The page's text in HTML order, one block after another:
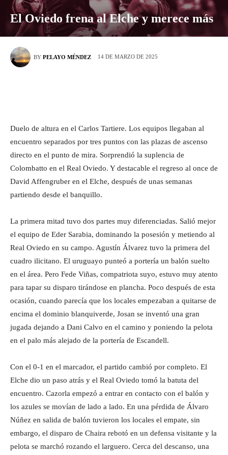
El Oviedo frena al Elche y merece más
BY PELAYO MÉNDEZ 14 DE MARZO DE 2025
Duelo de altura en el Carlos Tartiere. Los equipos llegaban al
encuentro separados por tres puntos con las plazas de ascenso
directo en el punto de mira. Sorprendió la suplencia de
Colombatto en el Real Oviedo. Y destacable el regreso al once de
David Affengruber en el Elche, después de unas semanas
partiendo desde el banquillo.
La primera mitad tuvo dos partes muy diferenciadas. Salió mejor
el equipo de Eder Sarabia, dominando la posesión y metiendo al
Real Oviedo en su campo. Agustín Álvarez tuvo la primera del
cuadro ilicitano. El uruguayo punteó a portería un balón suelto
en el área. Pero Fede Viñas, compatriota suyo, estuvo muy atento
para tapar su disparo tirándose en plancha. Poco después de esta
ocasión, cuando parecía que los locales empezaban a quitarse de
encima el dominio blanquiverde, Josan se inventó una gran
jugada dejando a Dani Calvo en el camino y poniendo la pelota
en el palo más alejado de la portería de Escandell.
Con el 0-1 en el marcador, el partido cambió por completo. El
Elche dio un paso atrás y el Real Oviedo tomó la batuta del
encuentro. Cazorla empezó a entrar en contacto con el balón y
los azules se movían de lado a lado. En una pérdida de Álvaro
Núñez en salida de balón tuvieron los locales el empate, sin
embargo, el disparo de Chaira rebotó en un defensa visitante y la
pelota se marchó rozando el larguero. Cerca del descanso, una